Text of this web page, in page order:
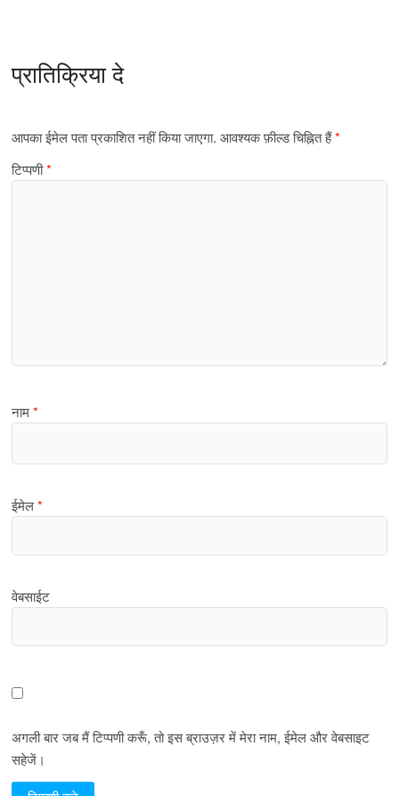
प्रातिक्रिया दे
आपका ईमेल पता प्रकाशित नहीं किया जाएगा. आवश्यक फ़ील्ड चिह्नित हैं*
टिप्पणी*
नाम*
ईमेल*
वेबसाईट
अगली बार जब मैं टिप्पणी करूँ, तो इस ब्राउज़र में मेरा नाम, ईमेल और वेबसाइट
सहेजें।